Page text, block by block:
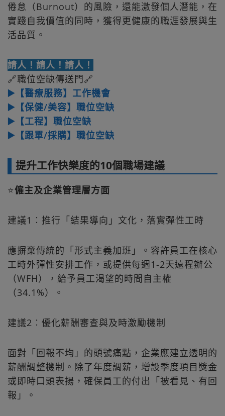
倦怠（Burnout）的風險，還能激發個人潛能，在
實踐自我價值的同時，獲得更健康的職涯發展與生
活品質。
請人！請人！請人！
🔗職位空缺傳送門🔗
▶️【醫療服務】工作機會
▶️【保健/美容】職位空缺
▶️【工程】職位空缺
▶️【跟單/採購】職位空缺
提升工作快樂度的10個職場建議
⭐僱主及企業管理層方面
建議1︰推行「結果導向」文化，落實彈性工時
應摒棄傳統的「形式主義加班」。容許員工在核心
工時外彈性安排工作，或提供每週1-2天遠程辦公
（WFH），給予員工渴望的時間自主權
（34.1%）。
建議2︰優化薪酬審查與及時激勵機制
面對「回報不均」的頭號痛點，企業應建立透明的
薪酬調整機制。除了年度調薪，增設季度項目獎金
或即時口頭表揚，確保員工的付出「被看見、有回
報」。